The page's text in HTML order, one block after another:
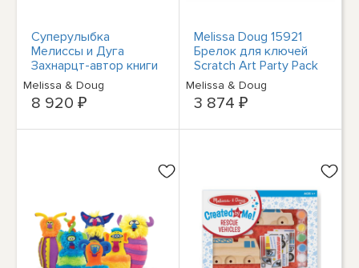
Суперулыбка
Мелиссы и Дуга
Захнарцт-автор книги
Умфанграйхем,
реалистический мир
Melissa & Doug
8 920 ₽
Melissa Doug 15921
Брелок для ключей
Scratch Art Party Pack
Melissa & Doug
3 874 ₽